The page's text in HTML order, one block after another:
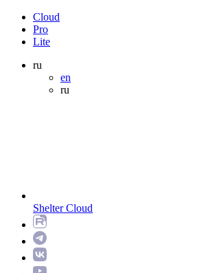
Cloud
Pro
Lite
ru
en
ru
Shelter Cloud